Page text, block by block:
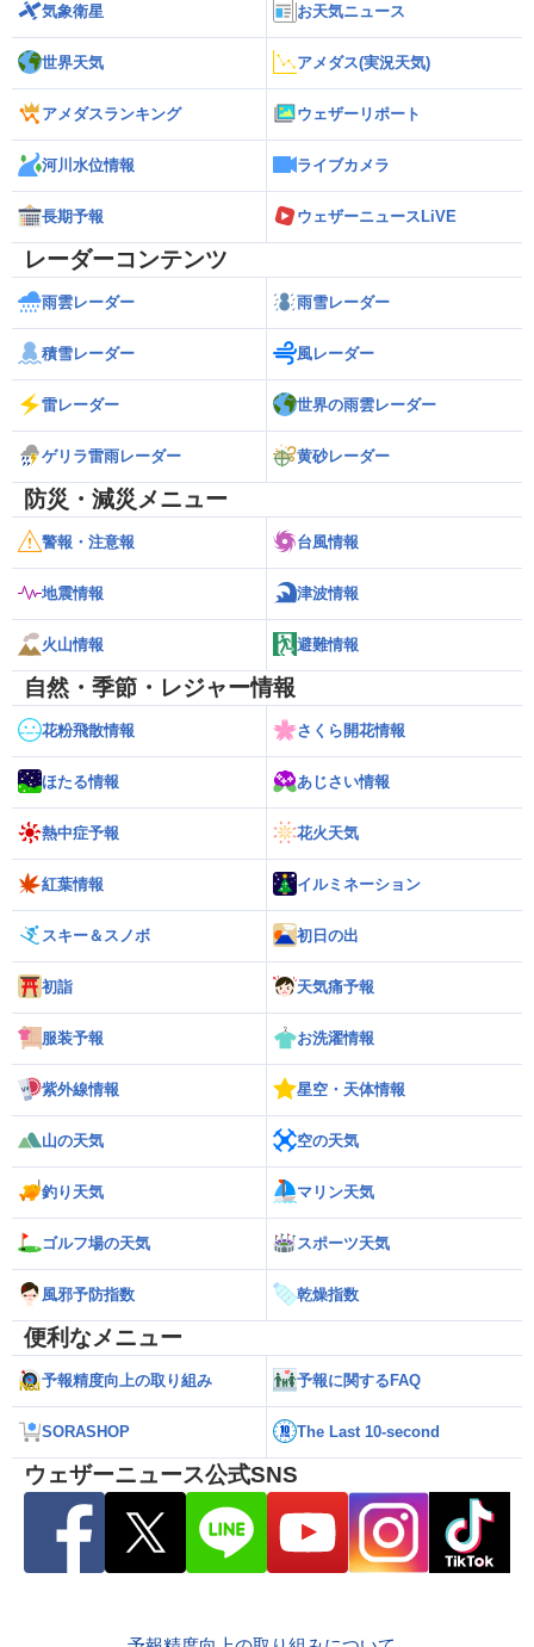
気象衛星 お天気ニュース
世界天気 アメダス(実況天気)
アメダスランキング ウェザーリポート
河川水位情報 ライブカメラ
長期予報 ウェザーニュースLiVE
レーダーコンテンツ
雨雲レーダー 雨雪レーダー
積雪レーダー 風レーダー
雷レーダー 世界の雨雲レーダー
ゲリラ雷雨レーダー 黄砂レーダー
防災・減災メニュー
警報・注意報 台風情報
地震情報 津波情報
火山情報 避難情報
自然・季節・レジャー情報
花粉飛散情報 さくら開花情報
ほたる情報 あじさい情報
熱中症予報 花火天気
紅葉情報 イルミネーション
スキー＆スノボ 初日の出
初詣 天気痛予報
服装予報 お洗濯情報
紫外線情報 星空・天体情報
山の天気 空の天気
釣り天気 マリン天気
ゴルフ場の天気 スポーツ天気
風邪予防指数 乾燥指数
便利なメニュー
予報精度向上の取り組み 予報に関するFAQ
SORASHOP The Last 10-second
ウェザーニュース公式SNS